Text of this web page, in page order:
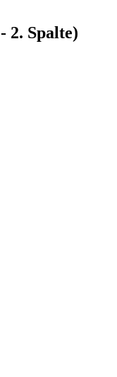
2. Spalte)